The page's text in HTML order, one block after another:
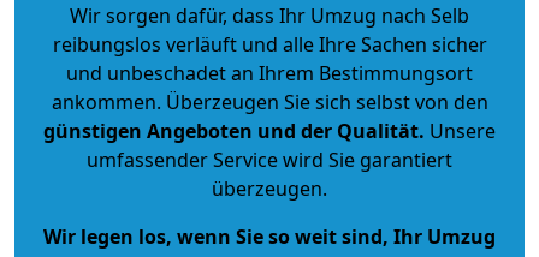
Wir sorgen dafür, dass Ihr Umzug nach Selb
reibungslos verläuft und alle Ihre Sachen sicher
und unbeschadet an Ihrem Bestimmungsort
ankommen. Überzeugen Sie sich selbst von den
günstigen Angeboten und der Qualität. Unsere
umfassender Service wird Sie garantiert
überzeugen.
Wir legen los, wenn Sie so weit sind, Ihr Umzug